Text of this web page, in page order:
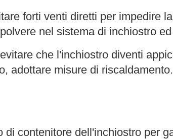
forti venti diretti per impedire
nel sistema di inchiostro
che l'inchiostro diventi
adottare misure di riscaldamento.
contenitore dell'inchiostro per